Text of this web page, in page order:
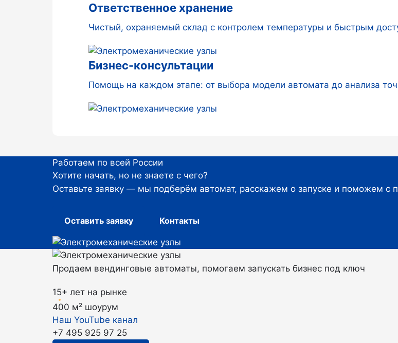
Ответственное хранение
Чистый, охраняемый склад с контролем температуры и быстрым
Бизнес-консультации
Помощь на каждом этапе: от выбора модели автомата до анализа
Работаем по всей России
Хотите начать, но не знаете с чего?
Оставьте заявку — мы подберём автомат, расскажем о запуске и поможем с
Оставить заявку Контакты
Продаем вендинговые автоматы, помогаем запускать бизнес под ключ
15+ лет на рынке
400 м² шоурум
Наш YouTube канал
+7 495 925 97 25